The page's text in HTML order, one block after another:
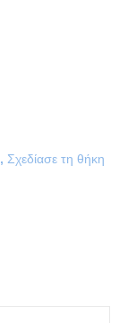
, Σχεδίασε τη θήκη